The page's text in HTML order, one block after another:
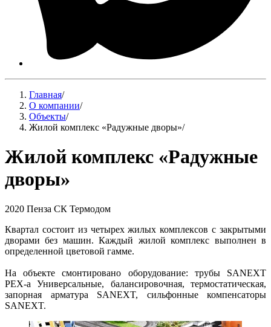
Главная/
О компании/
Объекты/
Жилой комплекс «Радужные дворы»/
Жилой комплекс «Радужные
дворы»
2020 Пенза СК Термодом
Квартал состоит из четырех жилых комплексов с закрытыми
дворами без машин. Каждый жилой комплекс выполнен в
определенной цветовой гамме.
На объекте смонтировано оборудование: трубы SANEXT
PEX-a Универсальные, балансировочная, термостатическая,
запорная арматура SANEXT, сильфонные компенсаторы
SANEXT.